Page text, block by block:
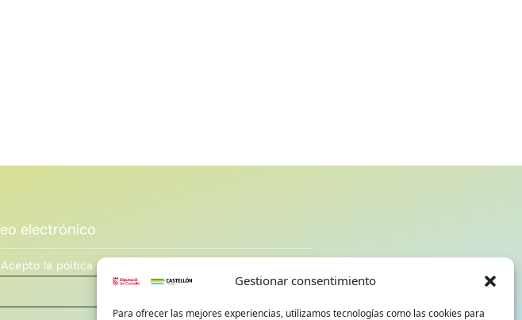
Gestionar consentimiento
Para ofrecer las mejores experiencias, utilizamos tecnologías como las cookies para
Acepto la poítica de privacidad